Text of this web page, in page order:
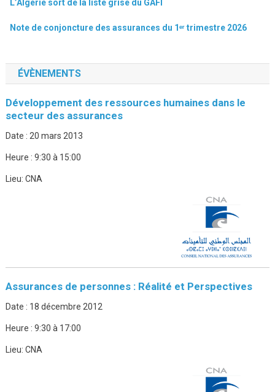
L’Algérie sort de la liste grise du GAFI
Note de conjoncture des assurances du 1ᵉʳ trimestre 2026
ÉVÈNEMENTS
Développement des ressources humaines dans le
secteur des assurances
Date : 20 mars 2013
Heure : 9:30 à 15:00
Lieu: CNA
Assurances de personnes : Réalité et Perspectives
Date : 18 décembre 2012
Heure : 9:30 à 17:00
Lieu: CNA